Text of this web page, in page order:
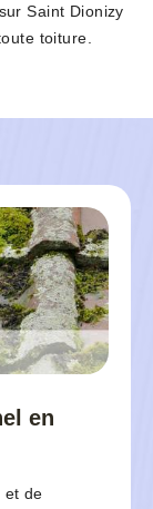
Saint Dionizy
toiture.
en
et de